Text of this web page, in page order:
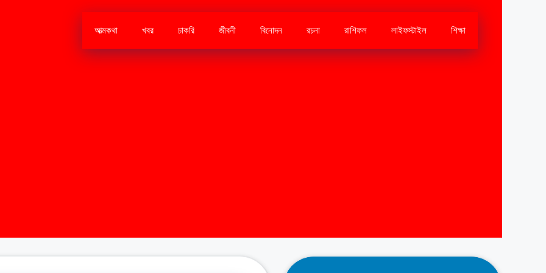
আত্মকথা খবর চাকরি জীবনী বিনোদন রচনা রাশিফল লাইফস্টাইল শিক্ষা